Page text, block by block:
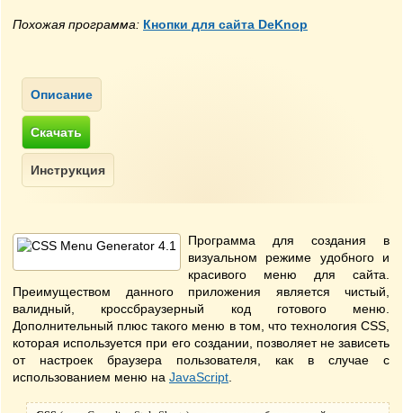
Похожая программа: Кнопки для сайта DeKnop
Программа для создания в
визуальном режиме удобного и
красивого меню для сайта.
Преимуществом данного приложения является чистый,
валидный, кроссбраузерный код готового меню.
Дополнительный плюс такого меню в том, что технология CSS,
которая используется при его создании, позволяет не зависеть
от настроек браузера пользователя, как в случае с
использованием меню на JavaScript